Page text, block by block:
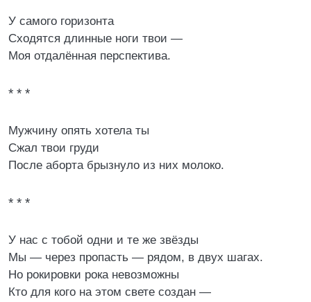
У самого горизонта
Сходятся длинные ноги твои —
Моя отдалённая перспектива.
* * *
Мужчину опять хотела ты
Сжал твои груди
После аборта брызнуло из них молоко.
* * *
У нас с тобой одни и те же звёзды
Мы — через пропасть — рядом, в двух шагах.
Но рокировки рока невозможны
Кто для кого на этом свете создан —